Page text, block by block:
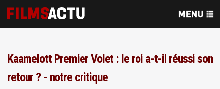
Kaamelott Premier Volet : le roi a-t-il réussi son
retour ? - notre critique